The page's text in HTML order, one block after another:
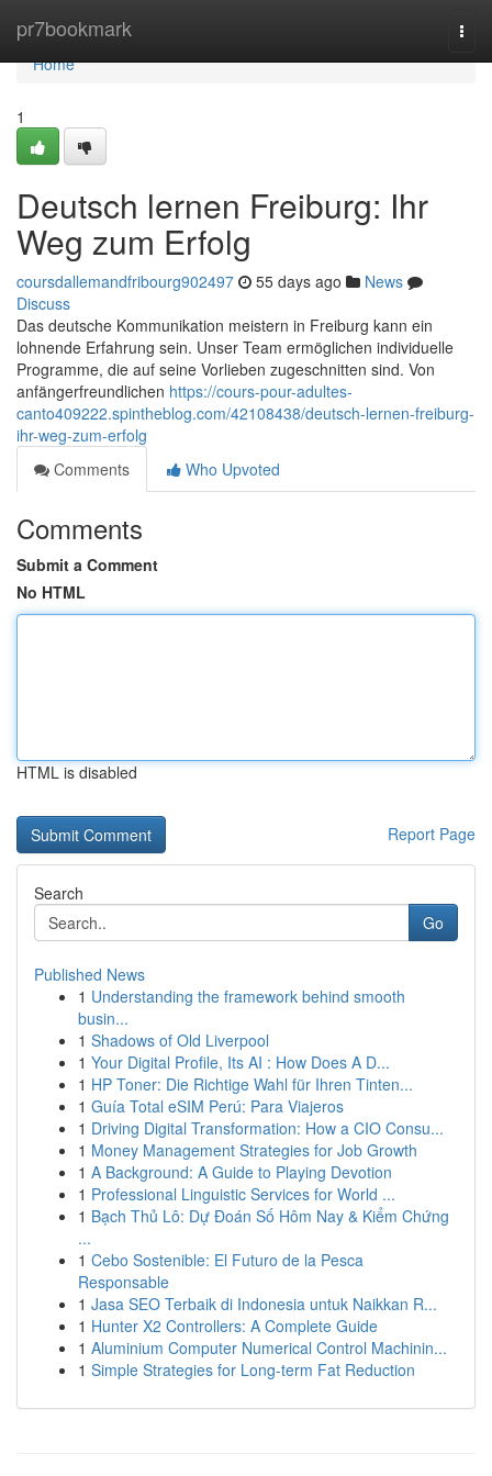
pr7bookmark
Home
Home
1
Deutsch lernen Freiburg: Ihr
Weg zum Erfolg
coursdallemandfribourg902497 55 days ago
News
Discuss
Das deutsche Kommunikation meistern in Freiburg kann ein
lohnende Erfahrung sein. Unser Team ermöglichen individuelle
Programme, die auf seine Vorlieben zugeschnitten sind. Von
anfängerfreundlichen https://cours-pour-adultes-
canto409222.spintheblog.com/42108438/deutsch-lernen-freiburg-
ihr-weg-zum-erfolg
Comments
Who Upvoted
Comments
Submit a Comment
No HTML
HTML is disabled
Report Page
Search
Go
Published News
1 Understanding the framework behind smooth
busin...
1 Shadows of Old Liverpool
1 Your Digital Profile, Its AI : How Does A D...
1 HP Toner: Die Richtige Wahl für Ihren Tinten...
1 Guía Total eSIM Perú: Para Viajeros
1 Driving Digital Transformation: How a CIO Consu...
1 Money Management Strategies for Job Growth
1 A Background: A Guide to Playing Devotion
1 Professional Linguistic Services for World ...
1 Bạch Thủ Lô: Dự Đoán Số Hôm Nay & Kiểm Chứng
...
1 Cebo Sostenible: El Futuro de la Pesca
Responsable
1 Jasa SEO Terbaik di Indonesia untuk Naikkan R...
1 Hunter X2 Controllers: A Complete Guide
1 Aluminium Computer Numerical Control Machinin...
1 Simple Strategies for Long-term Fat Reduction